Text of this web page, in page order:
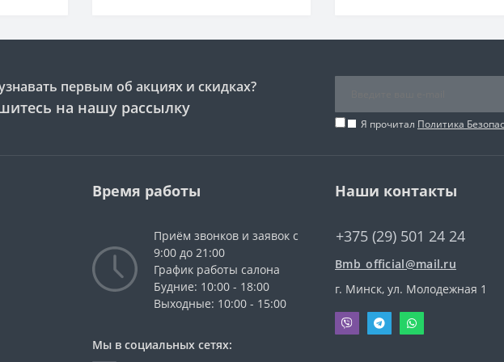
первым об акциях и скидках?
на нашу рассылку
Я прочитал Политика
Время работы
Приём звонков и заявок с
9:00 до 21:00
График работы салона
Будние: 10:00 - 18:00
Выходные: 10:00 - 15:00
Мы в социальных сетях:
Наши контакты
+375 (29) 501 24 24
Bmb_official@mail.ru
г. Минск, ул. Молодежная 1